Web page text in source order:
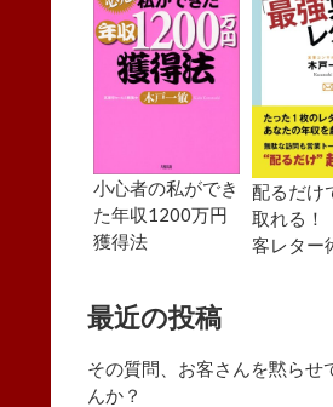
小心者の私ができ
た年収1200万円
獲得法
配るだけ
取れる！
客レター
最近の投稿
その質問、お客さんを黙らせ
んか？